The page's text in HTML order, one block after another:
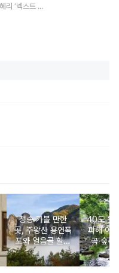
[포토] 제14회 무주산골영화제 개막… 배우 이혜리 ‘넥스트 액터’ 선정, 특별 공연으로 화려한 출발
청송 가볼 만한
곳, 주왕산 용연폭
포와 얼음골 힐링
코스
40도 웃
피해 어
곡·숲·
떠나는
여